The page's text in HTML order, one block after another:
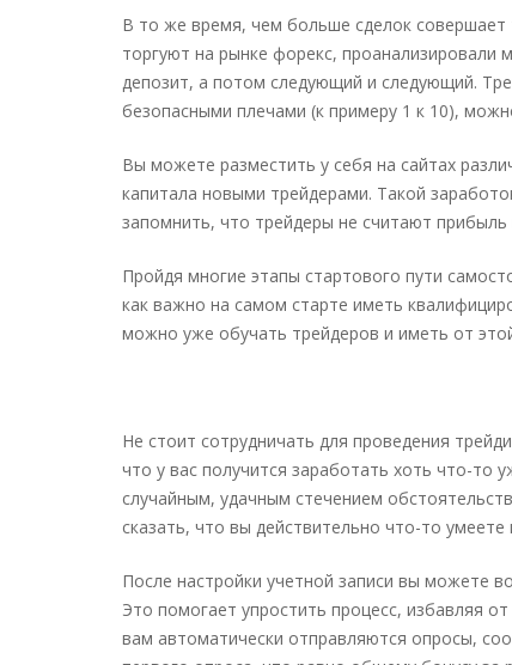
В то же время, чем больше сделок
торгуют на рынке форекс, проанализировали
депозит, а потом следующий и следующий.
безопасными плечами (к примеру 1 к 10),
Вы можете разместить у себя на сайтах
капитала новыми трейдерами. Такой
запомнить, что трейдеры не считают прибыль
Пройдя многие этапы стартового пути
как важно на самом старте иметь
можно уже обучать трейдеров и иметь от
Не стоит сотрудничать для проведения
что у вас получится заработать хоть что-то
случайным, удачным стечением
сказать, что вы действительно что-то
После настройки учетной записи вы можете
Это помогает упростить процесс, избавляя
вам автоматически отправляются опросы,